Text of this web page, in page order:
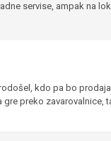
servise, ampak na
kdo pa bo
preko zavarovalnice,